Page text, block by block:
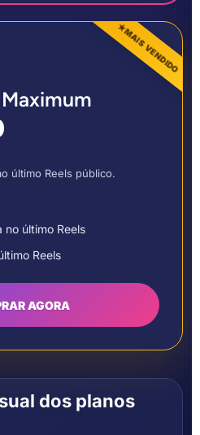
★MAIS VENDIDO
último Reels público.
último Reels
Reels
AGORA
dos planos